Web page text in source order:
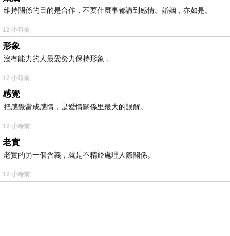
維持關係的目的是合作，不要什麼事都講到感情。婚姻，亦如是。
12 小時前
形象
沒有能力的人最愛努力保持形象，
12 小時前
感覺
把感覺當成感情，是愛情關係里最大的誤解。
12 小時前
老實
老實的另一個含義，就是不精於處理人際關係。
12 小時前